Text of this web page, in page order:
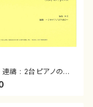
禱 : 2台ピアノのた
/ 菊池 幸夫 /